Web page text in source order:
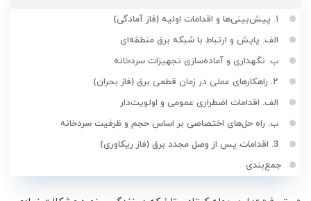
الف. پایش و ارتباط با شبکه برق منطقه‌ای
ب. نگهداری و آماده‌سازی تجهیزات سردخانه
الف. اقدامات اضطراری عمومی و اولویت‌دار
ب. راه حل‌های اختصاصی بر اساس حجم و ظرفیت سردخانه
جمع‌بندی